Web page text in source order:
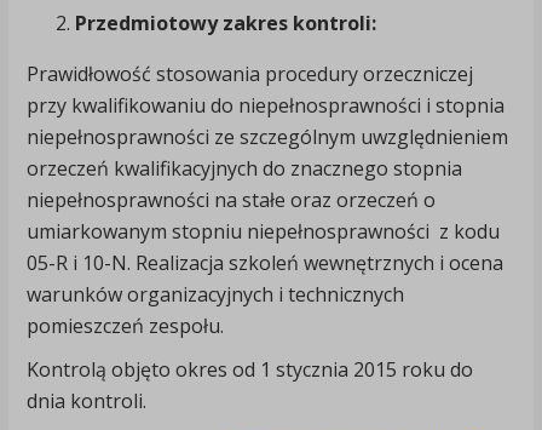
Przedmiotowy zakres kontroli:
Prawidłowość stosowania procedury orzeczniczej
przy kwalifikowaniu do niepełnosprawności i stopnia
niepełnosprawności ze szczególnym uwzględnieniem
orzeczeń kwalifikacyjnych do znacznego stopnia
niepełnosprawności na stałe oraz orzeczeń o
umiarkowanym stopniu niepełnosprawności z kodu
05-R i 10-N. Realizacja szkoleń wewnętrznych i ocena
warunków organizacyjnych i technicznych
pomieszczeń zespołu.
Kontrolą objęto okres od 1 stycznia 2015 roku do
dnia kontroli.